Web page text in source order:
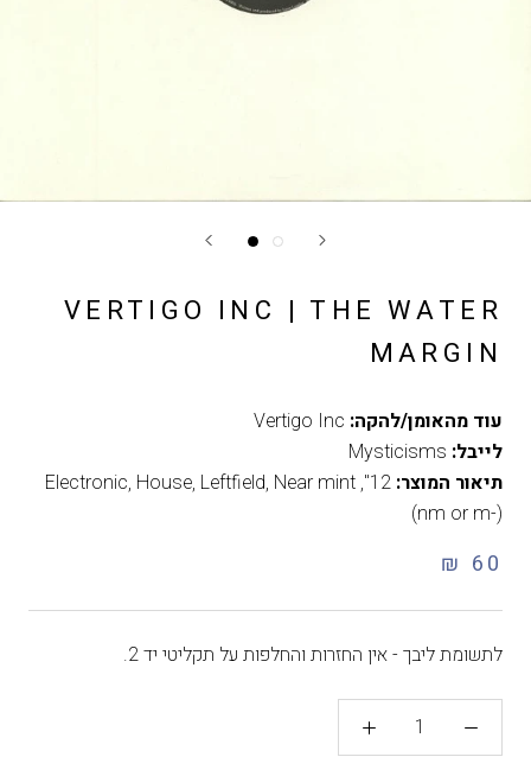
VERTIGO INC | THE WATER
MARGIN
עוד מהאומן/להקה: Vertigo Inc
לייבל: Mysticisms
תיאור המוצר: 12"
,
Electronic, House, Leftfield, Near mint
(nm or m-)
60 ₪
לתשומת ליבך - אין החזרות והחלפות על תקליטי יד 2.